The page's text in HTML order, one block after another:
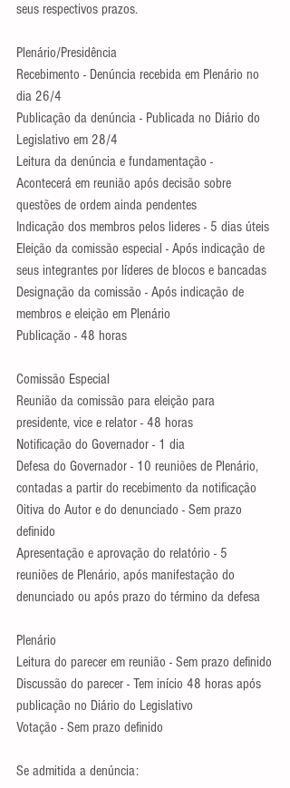
seus respectivos prazos.
Plenário/Presidência
Recebimento - Denúncia recebida em Plenário no
dia 26/4
Publicação da denúncia - Publicada no Diário do
Legislativo em 28/4
Leitura da denúncia e fundamentação -
Acontecerá em reunião após decisão sobre
questões de ordem ainda pendentes
Indicação dos membros pelos lideres - 5 dias úteis
Eleição da comissão especial - Após indicação de
seus integrantes por líderes de blocos e bancadas
Designação da comissão - Após indicação de
membros e eleição em Plenário
Publicação - 48 horas
Comissão Especial
Reunião da comissão para eleição para
presidente, vice e relator - 48 horas
Notificação do Governador - 1 dia
Defesa do Governador - 10 reuniões de Plenário,
contadas a partir do recebimento da notificação
Oitiva do Autor e do denunciado - Sem prazo
definido
Apresentação e aprovação do relatório - 5
reuniões de Plenário, após manifestação do
denunciado ou após prazo do término da defesa
Plenário
Leitura do parecer em reunião - Sem prazo definido
Discussão do parecer - Tem início 48 horas após
publicação no Diário do Legislativo
Votação - Sem prazo definido
Se admitida a denúncia: